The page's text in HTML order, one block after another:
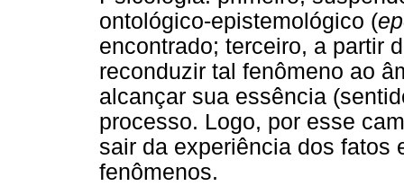
ontológico-epistemológico (
encontrado; terceiro, a partir
reconduzir tal fenômeno ao
alcançar sua essência
processo. Logo, por esse
sair da experiência dos fatos
fenômenos.